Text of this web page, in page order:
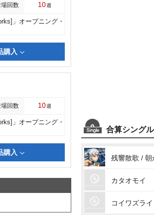
回数 10週
」オープニング・
購入
回数 10週
」オープニング・
購入
合算シング
残響散歌 / 朝
カタオモイ
コイワズライ